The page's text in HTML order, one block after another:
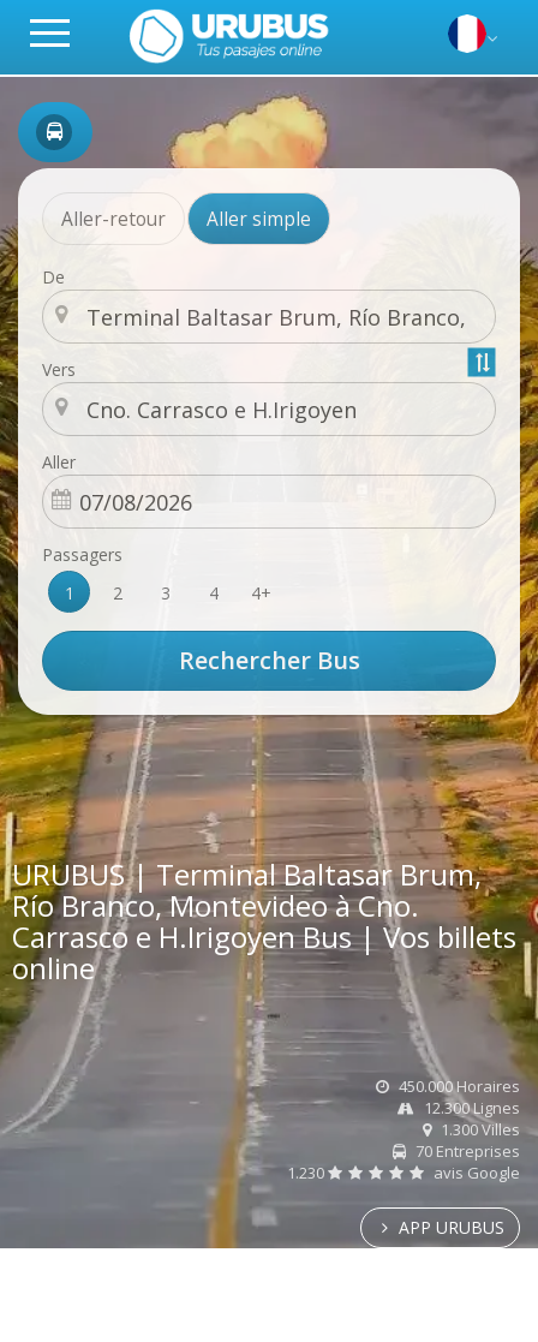
Aller-retour Aller simple
De
Vers
Aller
Passagers
1
2 3 4 4+
URUBUS | Terminal Baltasar Brum,
Río Branco, Montevideo à Cno.
Carrasco e H.Irigoyen Bus | Vos billets
online
450.000 Horaires
12.300 Lignes
1.300 Villes
70 Entreprises
1.230
avis Google
APP URUBUS